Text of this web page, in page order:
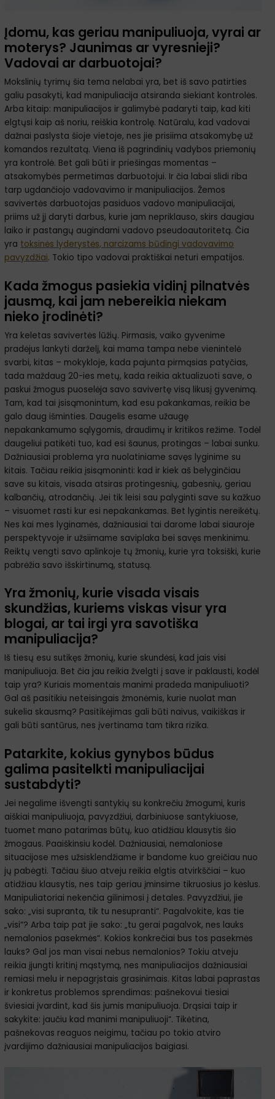
Įdomu, kas geriau manipuliuoja, vyrai ar
moterys? Jaunimas ar vyresnieji?
Vadovai ar darbuotojai?
Mokslinių tyrimų šia tema nelabai yra, bet iš savo patirties
galiu pasakyti, kad manipuliacija atsiranda siekiant kontrolės.
Arba kitaip: manipuliacijos ir galimybė padaryti taip, kad kiti
elgtųsi kaip aš noriu, reiškia kontrolę. Natūralu, kad vadovai
dažnai paslysta šioje vietoje, nes jie prisiima atsakomybę už
komandos rezultatą. Viena iš pagrindinių vadybos priemonių
yra kontrolė. Bet gali būti ir priešingas momentas –
atsakomybės permetimas darbuotojui. Ir čia labai slidi riba
tarp ugdančiojo vadovavimo ir manipuliacijos. Žemos
savivertės darbuotojas pasiduos vadovo manipuliacijai,
priims už jį daryti darbus, kurie jam nepriklauso, skirs daugiau
laiko ir pastangų augindami vadovo pseudoautoritetą. Čia
yra toksinės lyderystės, narcizams būdingi vadovavimo
pavyzdžiai. Tokio tipo vadovai praktiškai neturi empatijos.
Kada žmogus pasiekia vidinį pilnatvės
jausmą, kai jam nebereikia niekam
nieko įrodinėti?
Yra keletas savivertės lūžių. Pirmasis, vaiko gyvenime
pradėjus lankyti darželį, kai mama tampa nebe vienintelė
svarbi, kitas – mokykloje, kada pajunta pirmąsias patyčias,
tada maždaug 20-ies metų, kada reikia aktualizuoti save, o
paskui žmogus puoselėja savo savivertę visą likusį gyvenimą.
Tam, kad tai įsisąmonintum, kad esu pakankamas, reikia be
galo daug išminties. Daugelis esame užaugę
nepakankamumo sąlygomis, draudimų ir kritikos režime. Todėl
daugeliui patikėti tuo, kad esi šaunus, protingas – labai sunku.
Dažniausiai problema yra nuolatiniame savęs lyginime su
kitais. Tačiau reikia įsisąmoninti: kad ir kiek aš belyginčiau
save su kitais, visada atsiras protingesnių, gabesnių, geriau
kalbančių, atrodančių. Jei tik leisi sau palyginti save su kažkuo
– visuomet rasti kur esi nepakankamas. Bet lygintis nereikėtų.
Nes kai mes lyginamės, dažniausiai tai darome labai siauroje
perspektyvoje ir užsiimame saviplaka bei savęs menkinimu.
Reiktų vengti savo aplinkoje tų žmonių, kurie yra toksiški, kurie
pabrėžia savo išskirtinumą, statusą.
Yra žmonių, kurie visada visais
skundžias, kuriems viskas visur yra
blogai, ar tai irgi yra savotiška
manipuliacija?
Iš tiesų esu sutikęs žmonių, kurie skundėsi, kad jais visi
manipuliuoja. Bet čia jau reikia žvelgti į save ir paklausti, kodėl
taip yra? Kuriais momentais manimi pradeda manipuliuoti?
Gal aš pasitikiu neteisingais žmonėmis, kurie nuolat man
sukelia skausmą? Pasitikėjimas gali būti naivus, vaikiškas ir
gali būti santūrus, nes įvertinama tam tikra rizika.
Patarkite, kokius gynybos būdus
galima pasitelkti manipuliacijai
sustabdyti?
Jei negalime išvengti santykių su konkrečiu žmogumi, kuris
aiškiai manipuliuoja, pavyzdžiui, darbiniuose santykiuose,
tuomet mano patarimas būtų, kuo atidžiau klausytis šio
žmogaus. Paaiškinsiu kodėl. Dažniausiai, nemaloniose
situacijose mes užsisklendžiame ir bandome kuo greičiau nuo
jų pabėgti. Tačiau šiuo atveju reikia elgtis atvirkščiai – kuo
atidžiau klausytis, nes taip geriau įminsime tikruosius jo kėslus.
Manipuliatoriai nekenčia gilinimosi į detales. Pavyzdžiui, jie
sako: „visi supranta, tik tu nesupranti“. Pagalvokite, kas tie
„visi“? Arba taip pat jie sako: „tu gerai pagalvok, nes lauks
nemalonios pasekmės“. Kokios konkrečiai bus tos pasekmės
lauks? Gal jos man visai nebus nemalonios? Tokiu atveju
reikia įjungti kritinį mąstymą, nes manipuliacijos dažniausiai
remiasi melu ir nepagrįstais grasinimais. Kitas labai paprastas
ir konkretus problemos sprendimas: pašnekovui tiesiai
šviesiai įvardint, kad šis jumis manipuliuoja. Drąsiai taip ir
sakykite: jaučiu kad manimi manipuliuoji“. Tikėtina,
pašnekovas reaguos neigimu, tačiau po tokio atviro
įvardijimo dažniausiai manipuliacijos baigiasi.